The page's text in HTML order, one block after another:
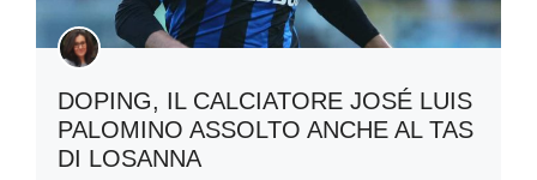
DOPING, IL CALCIATORE JOSÉ LUIS
PALOMINO ASSOLTO ANCHE AL TAS
DI LOSANNA